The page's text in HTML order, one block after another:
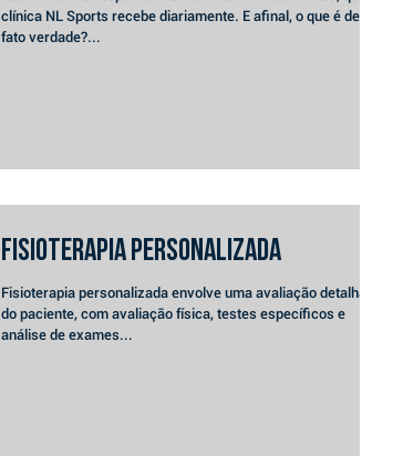
clínica NL Sports recebe diariamente. E afinal, o que é de
fato verdade?...
FISIOTERAPIA PERSONALIZADA
Fisioterapia personalizada envolve uma avaliação detalhada
do paciente, com avaliação física, testes específicos e
análise de exames...